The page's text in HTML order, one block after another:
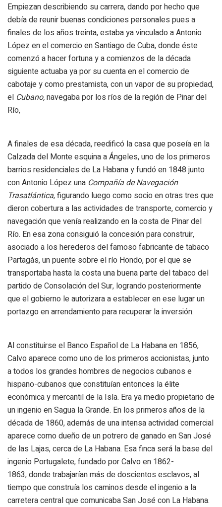
Empiezan describiendo su carrera, dando por hecho que
debía de reunir buenas condiciones personales pues a
finales de los años treinta, estaba ya vinculado a Antonio
López en el comercio en Santiago de Cuba, donde éste
comenzó a hacer fortuna y a comienzos de la década
siguiente actuaba ya por su cuenta en el comercio de
cabotaje y como prestamista, con un vapor de su propiedad,
el Cubano,navegaba por los ríos de la región de Pinar del
Río,
A finales de esa década, reedificó la casa que poseía en la
Calzada del Monte esquina a Ángeles, uno de los primeros
barrios residenciales de La Habana y fundó en 1848 junto
con Antonio López una Compañía de Navegación
Trasatlántica, figurando luego como socio en otras tres que
dieron cobertura a las actividades de transporte, comercio y
navegación que venía realizando en la costa de Pinar del
Río. En esa zona consiguió la concesión para construir,
asociado a los herederos del famoso fabricante de tabaco
Partagás, un puente sobre el río Hondo, por el que se
transportaba hasta la costa una buena parte del tabaco del
partido de Consolación del Sur, logrando posteriormente
que el gobierno le autorizara a establecer en ese lugar un
portazgo en arrendamiento para recuperar la inversión.
Al constituirse el Banco Español de La Habana en 1856,
Calvo aparece como uno de los primeros accionistas, junto
a todos los grandes hombres de negocios cubanos e
hispano-cubanos que constituían entonces la élite
económica y mercantil de la Isla. Era ya medio propietario de
un ingenio en Sagua la Grande. En los primeros años de la
década de 1860, además de una intensa actividad comercial
aparece como dueño de un potrero de ganado en San José
de las Lajas, cerca de La Habana. Esa finca será la base del
ingenio Portugalete, fundado por Calvo en 1862-
1863, donde trabajarían más de doscientos esclavos, al
tiempo que construía los caminos desde el ingenio a la
carretera central que comunicaba San José con La Habana.